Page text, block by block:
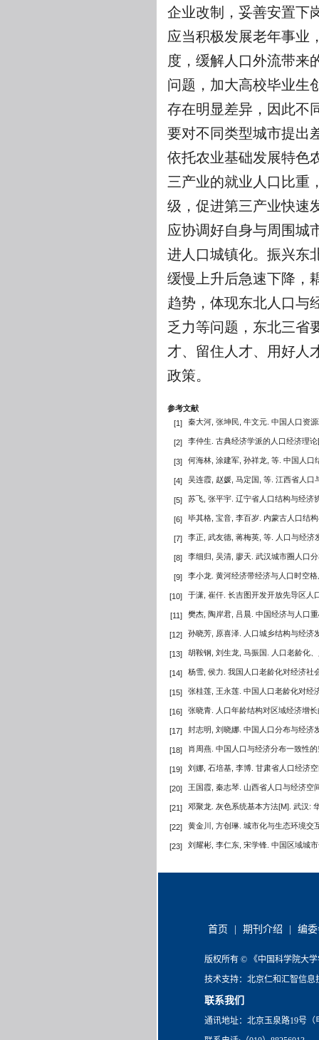
企业改制，妥善安置下
应当积极发展老年事业
度，缓解人口外流带来
问题，加大高校毕业生
存在明显差异，因此不
要对不同类型城市提出
依托农业基础发展特色
三产业的就业人口比重
级，促进第三产业快速
应协调好自身与周围城
进人口城镇化。振兴东
缓慢上升后急速下降，
趋势，体现东北人口与
乏力等问题，东北三省
才、留住人才、用好人
政策。
参考文献
[1]
秦大河, 张坤民, 牛文元. 中国人口资
[2] 李仲生. 古典经济学派的人口经济理
[3] 何海林, 涂建军, 孙祥龙, 等. 中国人
[4] 吴连霞, 赵媛, 马定国, 等. 江西省人
[5] 苏飞, 张平宇. 辽宁省人口结构与经济
[6] 毕其格, 宝音, 李百岁. 内蒙古人口结
[7] 李正, 武友德, 蒋梅英, 等. 人口与经
[8] 李细归, 吴清, 廖天. 武汉城市圈人口
[9] 李小龙. 黄河经济带经济与人口时空
[10] 于潇, 崔仟. 长吉图开发开放先导区人
[11] 樊杰, 陶岸君, 吕晨. 中国经济与人口
[12] 孙晓芳, 原喜泽. 人口城乡结构与经
[13] 胡鞍钢, 刘生龙, 马振国. 人口老龄化
[14] 杨雪, 侯力. 我国人口老龄化对经济社
[15] 张桂莲, 王永莲. 中国人口老龄化对经
[16] 张晓青. 人口年龄结构对区域经济增
[17] 封志明, 刘晓娜. 中国人口分布与经济
[18] 肖周燕. 中国人口与经济分布一致性
[19] 刘娜, 石培基, 李博. 甘肃省人口经济
[20] 王国霞, 秦志琴. 山西省人口与经济空
[21] 邓聚龙. 灰色系统基本方法[M]. 武汉:
[22] 黄金川, 方创琳. 城市化与生态环境交
[23] 刘耀彬, 李仁东, 宋学锋. 中国区域城